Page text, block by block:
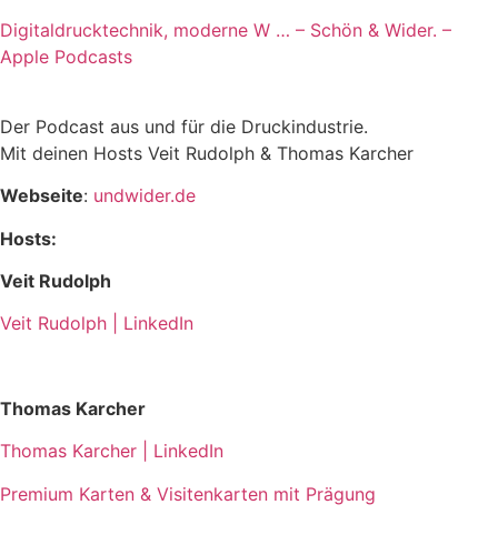
Digitaldrucktechnik, moderne W … – Schön & Wider. –
Apple Podcasts
Der Podcast aus und für die Druckindustrie.
Mit deinen Hosts Veit Rudolph & Thomas Karcher
Webseite: undwider.de
Hosts:
Veit Rudolph
Veit Rudolph | LinkedIn
Thomas Karcher
Thomas Karcher | LinkedIn
Premium Karten & Visitenkarten mit Prägung